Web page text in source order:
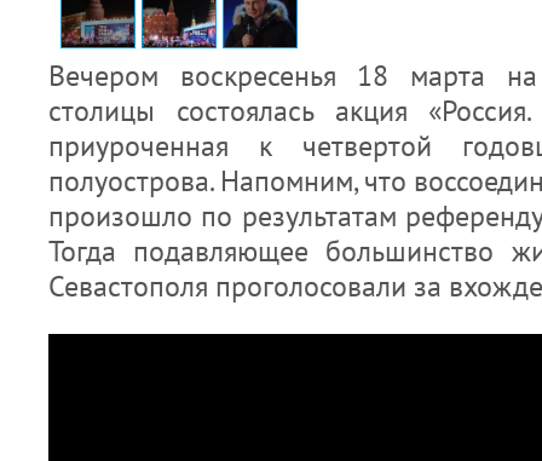
Вечером воскресенья 18 марта
столицы состоялась акция
приуроченная к четвертой
полуострова. Напомним, что
произошло по результатам
Тогда подавляющее большинство
Севастополя проголосовали за